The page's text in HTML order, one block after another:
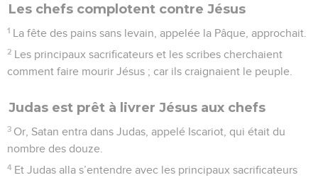
Les chefs complotent contre Jésus
1 La fête des pains sans levain, appelée la Pâque, approchait.
2 Les principaux sacrificateurs et les scribes cherchaient
comment faire mourir Jésus ; car ils craignaient le peuple.
Judas est prêt à livrer Jésus aux chefs
3 Or, Satan entra dans Judas, appelé Iscariot, qui était du
nombre des douze.
4 Et Judas alla s’entendre avec les principaux sacrificateurs